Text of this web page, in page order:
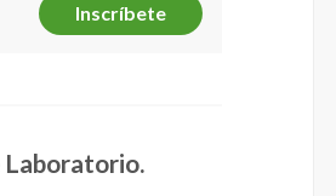
Inscríbete
Laboratorio.